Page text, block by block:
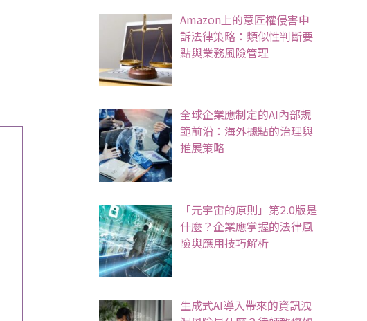
Amazon上的意匠權侵害申
訴法律策略：類似性判斷要
點與業務風險管理
全球企業應制定的AI內部規
範前沿：海外據點的治理與
推展策略
「元宇宙的原則」第2.0版是
什麼？企業應掌握的法律風
險與應用技巧解析
生成式AI導入帶來的資訊洩